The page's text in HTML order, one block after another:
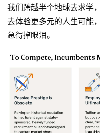
我们跨越半个地球去求学
去体验更多元的人生可能
急得掉眼泪。